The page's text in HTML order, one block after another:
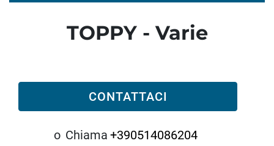
TOPPY - Varie
CONTATTACI
o Chiama +390514086204